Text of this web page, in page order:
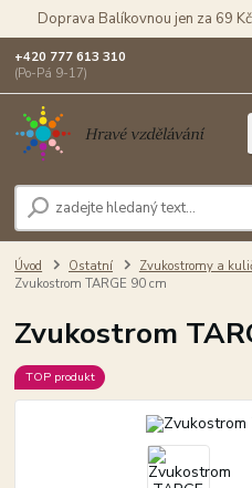
Doprava Balíkovnou jen za 69
+420 777 613 310
(Po-Pá 9-17)
Úvod Ostatní Zvukostromy a
Zvukostrom TARGE 90 cm
Zvukostrom
TOP produkt